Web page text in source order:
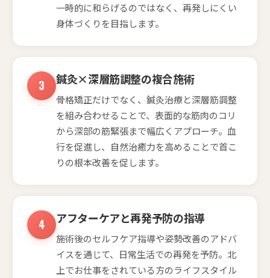
一時的に和らげるのではなく、再発しにくい
身体づくりを目指します。
鍼灸×深層筋調整の複合施術
骨格矯正だけでなく、鍼灸治療と深層筋調整
を組み合わせることで、表面的な筋肉のコリ
から深部の筋緊張まで幅広くアプローチ。血
行を促進し、自然治癒力を高めることで首こ
りの根本改善を促します。
アフターケアと再発予防の指導
施術後のセルフケア指導や姿勢改善のアドバ
イスを通じて、日常生活での再発を予防。北
上でお仕事をされている方のライフスタイル